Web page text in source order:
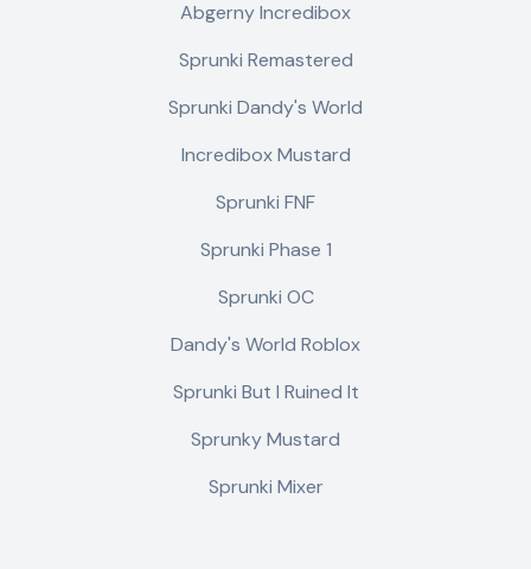
Abgerny Incredibox
Sprunki Remastered
Sprunki Dandy's World
Incredibox Mustard
Sprunki FNF
Sprunki Phase 1
Sprunki OC
Dandy's World Roblox
Sprunki But I Ruined It
Sprunky Mustard
Sprunki Mixer